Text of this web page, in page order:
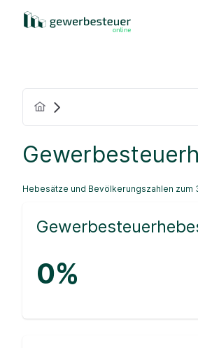
Hebesätze und Bevölkerungszahlen zum
0%